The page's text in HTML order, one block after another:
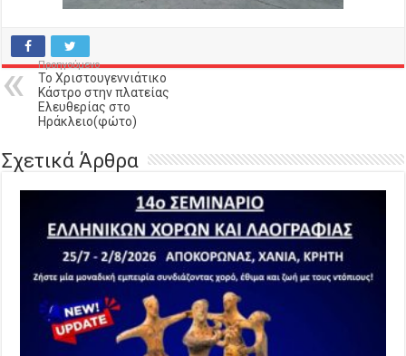
Προηγούμενο
Το Χριστουγεννιάτικο
Κάστρο στην πλατείας
Ελευθερίας στο
Ηράκλειο(φώτο)
Σχετικά Άρθρα